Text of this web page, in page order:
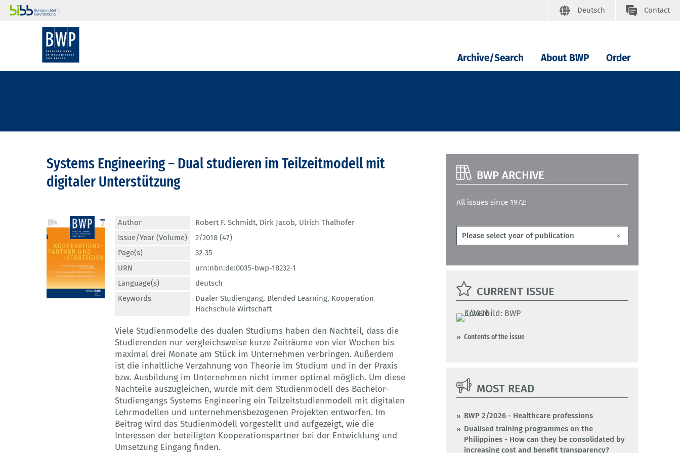
Deutsch Contact
Archive/Search About BWP Order
Systems Engineering – Dual studieren im Teilzeitmodell mit
digitaler Unterstützung
Author Robert F. Schmidt, Dirk Jacob, Ulrich Thalhofer
Issue/Year (Volume)
2/2018 (47)
Page(s)
32-35
URN
urn:nbn:de:0035-bwp-18232-1
Language(s)
deutsch
Keywords
Dualer Studiengang, Blended Learning, Kooperation
Hochschule Wirtschaft
Viele Studienmodelle des dualen Studiums haben den Nachteil, dass die
Studierenden nur vergleichsweise kurze Zeiträume von vier Wochen bis
maximal drei Monate am Stück im Unternehmen verbringen. Außerdem
ist die inhaltliche Verzahnung von Theorie im Studium und in der Praxis
bzw. Ausbildung im Unternehmen nicht immer optimal möglich. Um diese
Nachteile auszugleichen, wurde mit dem Studienmodell des Bachelor-
Studiengangs Systems Engineering ein Teilzeitstudienmodell mit digitalen
Lehrmodellen und unternehmensbezogenen Projekten entworfen. Im
Beitrag wird das Studienmodell vorgestellt und aufgezeigt, wie die
Interessen der beteiligten Kooperationspartner bei der Entwicklung und
Umsetzung Eingang finden.
BWP ARCHIVE
All issues since 1972:
CURRENT ISSUE
Contents of the issue
MOST READ
BWP 2/2026 - Healthcare professions
Dualised training programmes on the
Philippines - How can they be consolidated by
increasing cost and benefit transparency?